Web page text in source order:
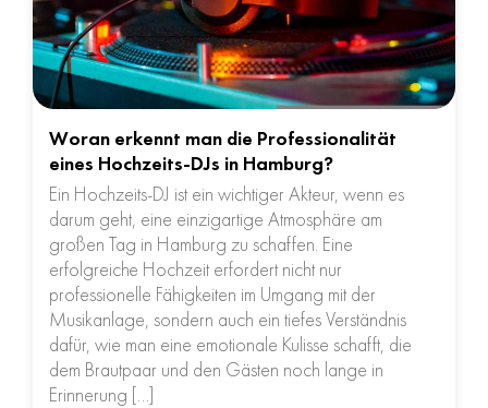
Woran erkennt man die Professionalität
eines Hochzeits-DJs in Hamburg?
Ein Hochzeits-DJ ist ein wichtiger Akteur, wenn es
darum geht, eine einzigartige Atmosphäre am
großen Tag in Hamburg zu schaffen. Eine
erfolgreiche Hochzeit erfordert nicht nur
professionelle Fähigkeiten im Umgang mit der
Musikanlage, sondern auch ein tiefes Verständnis
dafür, wie man eine emotionale Kulisse schafft, die
dem Brautpaar und den Gästen noch lange in
Erinnerung […]